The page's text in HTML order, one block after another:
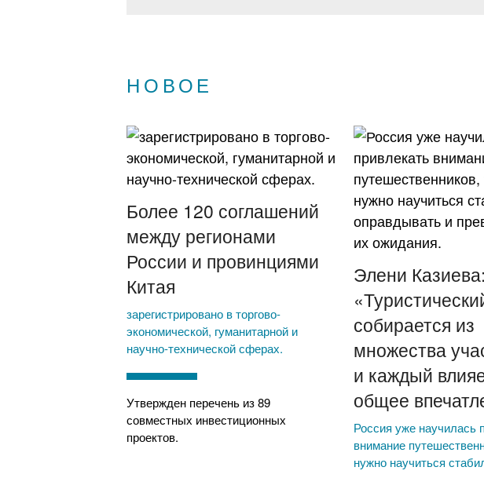
НОВОЕ
Более 120 соглашений
между регионами
России и провинциями
Китая
зарегистрировано в торгово-
экономической, гуманитарной и
научно-технической сферах.
Утвержден перечень из 89
совместных инвестиционных
проектов.
Элени Казиева:
собирается из
множества
и каждый
общее
Россия уже научилась
внимание
нужно научиться